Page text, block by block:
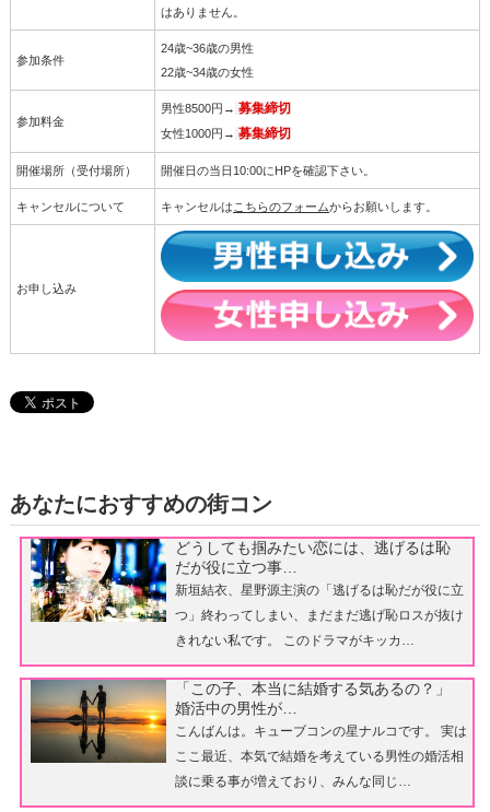
はありません。
参加条件
24歳~36歳の男性
22歳~34歳の女性
参加料金
男性8500円→ 募集締切
女性1000円→ 募集締切
開催場所（受付場所） 開催日の当日10:00にHPを確認下さい。
キャンセルについて キャンセルは こちらのフォームからお願いします。
お申し込み
あなたにおすすめの街コン
どうしても掴みたい恋には、逃げるは恥
だが役に立つ事…
新垣結衣、星野源主演の「逃げるは恥だが役に立
つ」終わってしまい、まだまだ逃げ恥ロスが抜け
きれない私です。 このドラマがキッカ…
「この子、本当に結婚する気あるの？」
婚活中の男性が…
こんばんは。キューブコンの星ナルコです。 実は
ここ最近、本気で結婚を考えている男性の婚活相
談に乗る事が増えており、みんな同じ…